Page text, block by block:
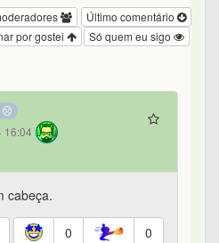
Último comentário
Só quem eu sigo
por gostei
16:04
cabeça.
0 0